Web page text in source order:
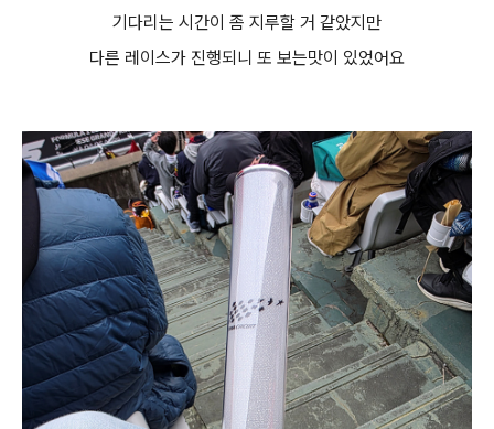
기다리는 시간이 좀 지루할 거 같았지만
다른 레이스가 진행되니 또 보는맛이 있었어요